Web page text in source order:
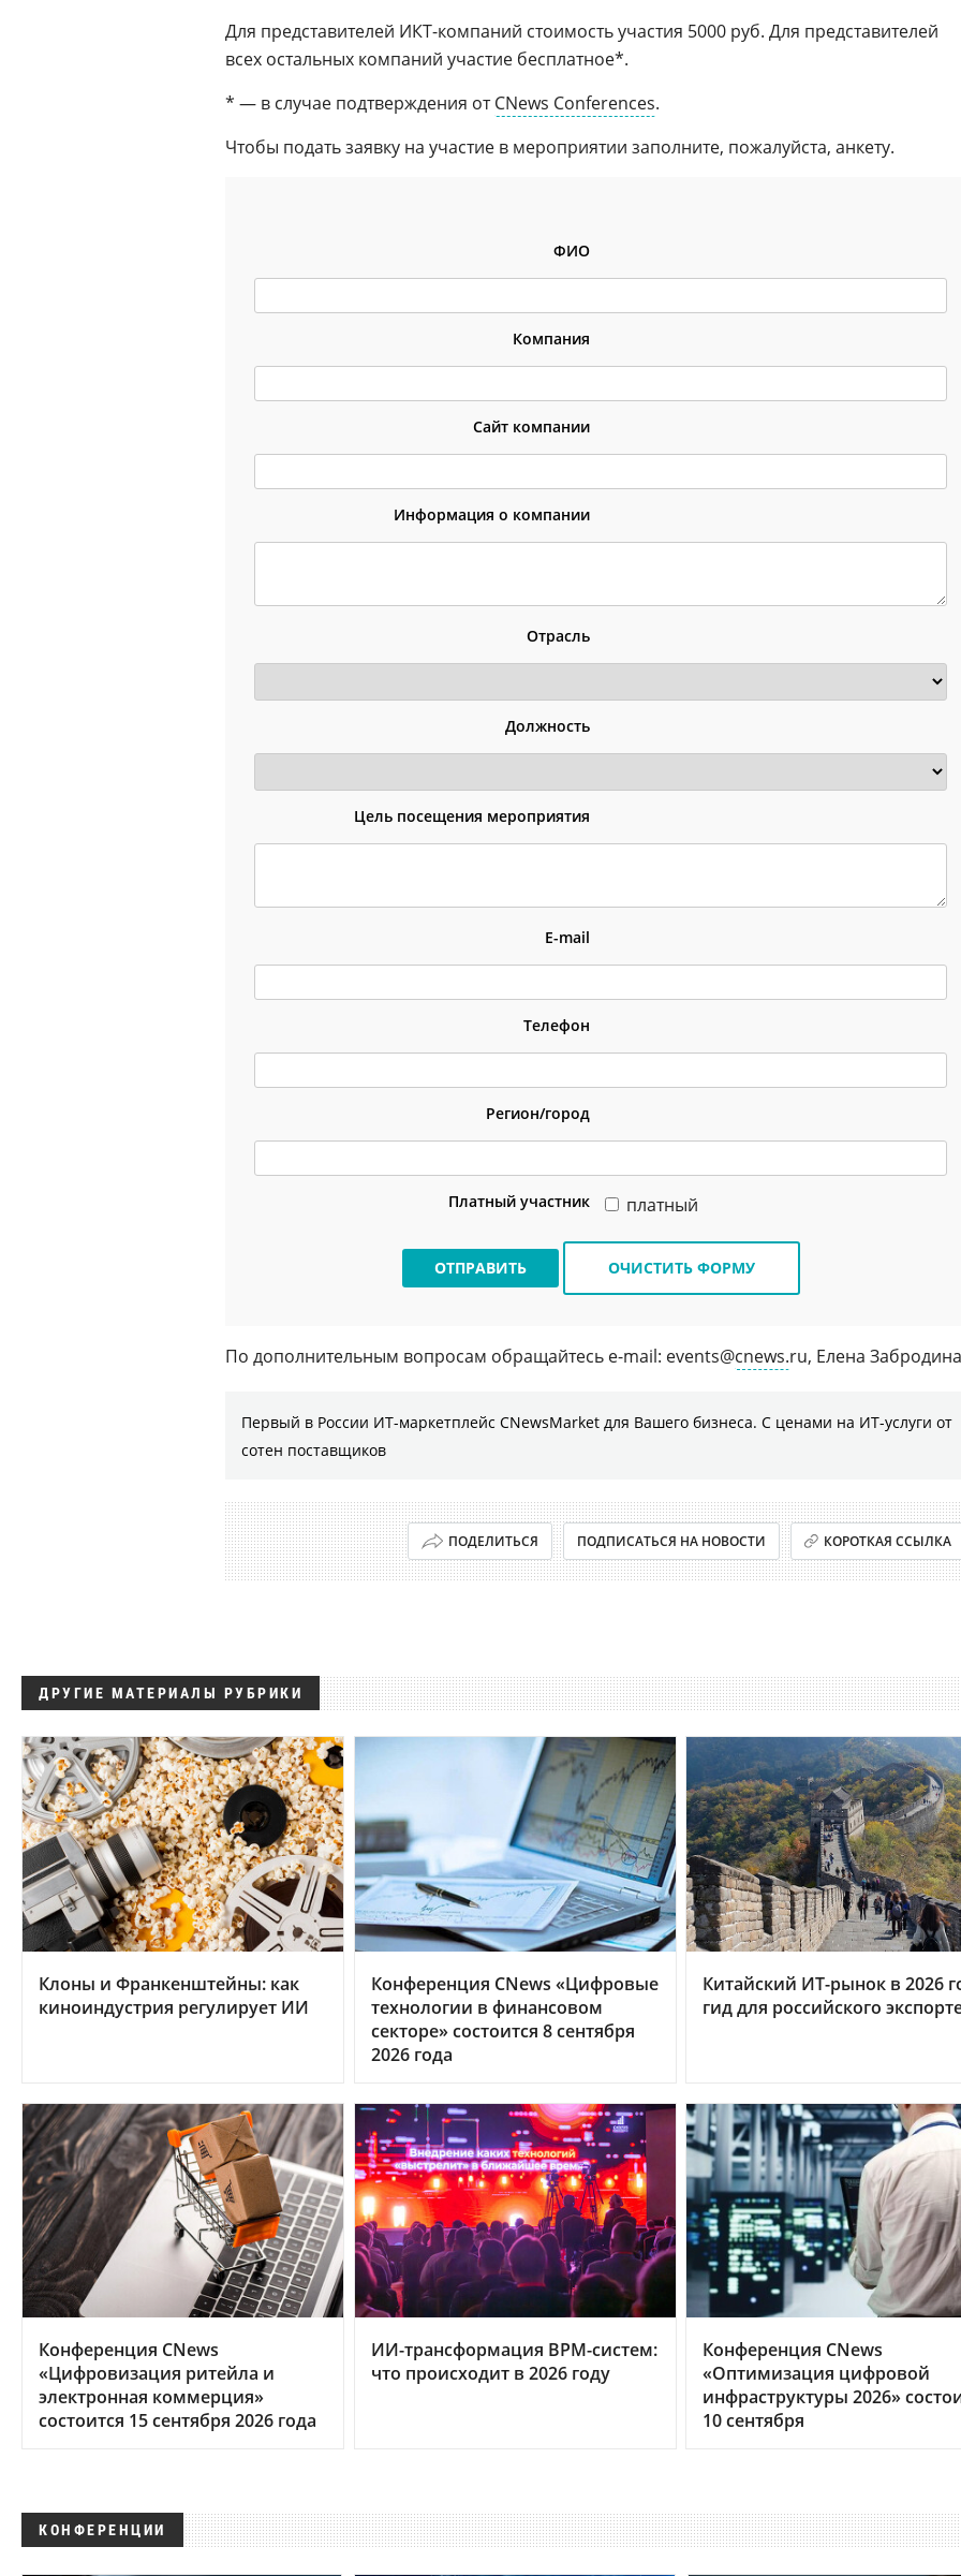
Для представителей ИКТ-компаний стоимость участия 5000 руб. Для представителей
всех остальных компаний участие бесплатное*.
* — в случае подтверждения отCNews Conferences.
Чтобы подать заявку на участие в мероприятии заполните, пожалуйста, анкету.
ФИО
Компания
Сайт компании
Информация о компании
Отрасль
Должность
Цель посещения мероприятия
E-mail
Телефон
Регион/город
Платный участник платный
ОТПРАВИТЬ ОЧИСТИТЬ ФОРМУ
По дополнительным вопросам обращайтесь e-mail: events@cnews.ru, Елена
Первый в России ИТ-маркетплейс CNewsMarket для Вашего бизнеса. С ценами на ИТ-услуги от
сотен поставщиков
ПОДЕЛИТЬСЯ ПОДПИСАТЬСЯ НА НОВОСТИ КОРОТКАЯ ССЫЛКА
ДРУГИЕ МАТЕРИАЛЫ РУБРИКИ
Клоны и Франкенштейны: как
киноиндустрия регулирует ИИ
Конференция CNews «Цифровые
технологии в финансовом
секторе» состоится 8 сентября
2026 года
Китайский ИТ-рынок в 2026
гид для российского
Конференция CNews
«Цифровизация ритейла и
электронная коммерция»
состоится 15 сентября 2026 года
ИИ-трансформация BPM-систем:
что происходит в 2026 году
Конференция CNews
«Оптимизация цифровой
инфраструктуры 2026»
10 сентября
КОНФЕРЕНЦИИ